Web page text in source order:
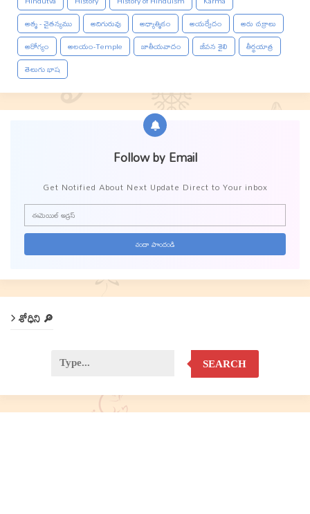
ఆత్మ - చైతన్యము
ఆదిగురువు ఆధ్యాత్మికం ఆయర్వేదం
ఆరు చక్రాలు
ఆరోగ్యం
ఆలయం-Temple జాతీయవాదం జీవన శైలి
తీర్థయాత్ర
తెలుగు భాష
Follow by Email
Get Notified About Next Update Direct to Your inbox
శోధిని 🔎
SEARCH